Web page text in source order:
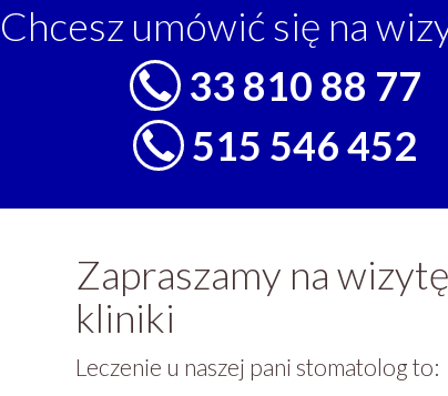
umówić się na
33 810 88 77
515 546 452
Zapraszamy na
kliniki
Leczenie u naszej pani stomatolog to: